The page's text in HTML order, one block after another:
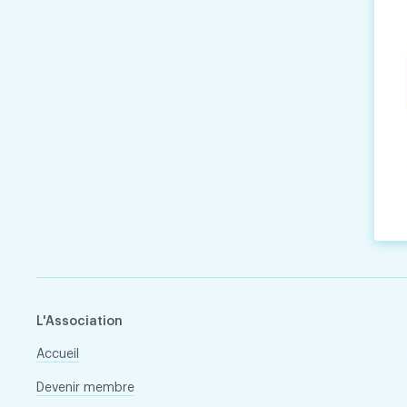
L'Association
Accueil
Devenir membre